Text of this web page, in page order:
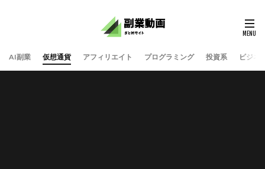
AI副業 仮想通貨 アフィリエイト プログラミング 投資系 ビジネ